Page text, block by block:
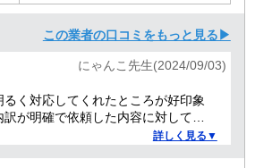
この業者の口コミをもっと見る▶
にゃんこ先生(2024/09/03)
く対応してくれたところが好印象
訳が明確で依頼した内容に対しての
詳しく見る▼